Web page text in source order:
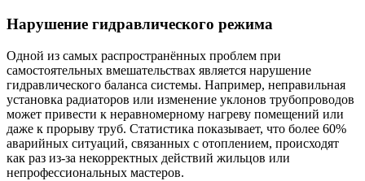
Нарушение гидравлического режима
Одной из самых распространённых проблем при
самостоятельных вмешательствах является нарушение
гидравлического баланса системы. Например, неправильная
установка радиаторов или изменение уклонов трубопроводов
может привести к неравномерному нагреву помещений или
даже к прорыву труб. Статистика показывает, что более 60%
аварийных ситуаций, связанных с отоплением, происходят
как раз из-за некорректных действий жильцов или
непрофессиональных мастеров.